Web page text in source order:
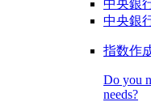
中央銀
中央銀
指数作
Do you
needs?